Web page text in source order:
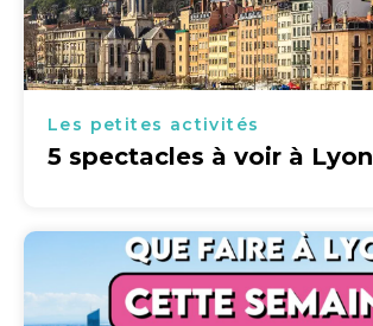
Les petites activités
5 spectacles à voir à Lyon